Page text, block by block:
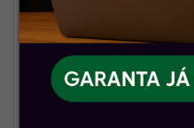
💡
Foco total
Nosso
gente
seu resultado.